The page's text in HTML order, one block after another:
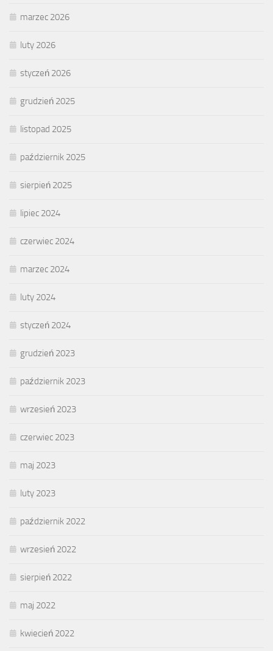
marzec 2026
luty 2026
styczeń 2026
grudzień 2025
listopad 2025
październik 2025
sierpień 2025
lipiec 2024
czerwiec 2024
marzec 2024
luty 2024
styczeń 2024
grudzień 2023
październik 2023
wrzesień 2023
czerwiec 2023
maj 2023
luty 2023
październik 2022
wrzesień 2022
sierpień 2022
maj 2022
kwiecień 2022